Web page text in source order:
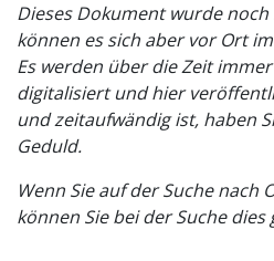
Dieses Dokument wurde
können es sich aber vor Ort
Es werden über die Zeit
digitalisiert und hier
und zeitaufwändig ist, haben
Geduld.
Wenn Sie auf der Suche nach
können Sie bei der Suche